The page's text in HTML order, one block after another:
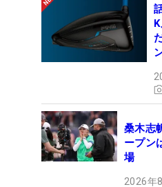
桑木志
ープン
場
2026年